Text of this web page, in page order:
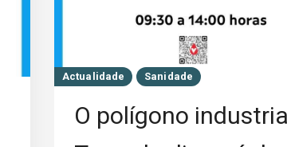
Actualidade Sanidade
O polígono